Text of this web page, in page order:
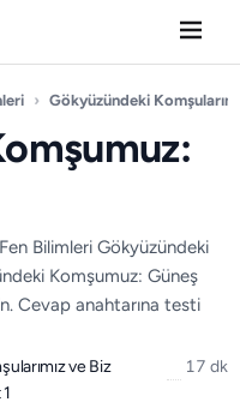
› Gökyüzündeki
Bilimleri Gökyüzündeki
Komşumuz: Güneş
Cevap anahtarına testi
ve Biz
17 dk